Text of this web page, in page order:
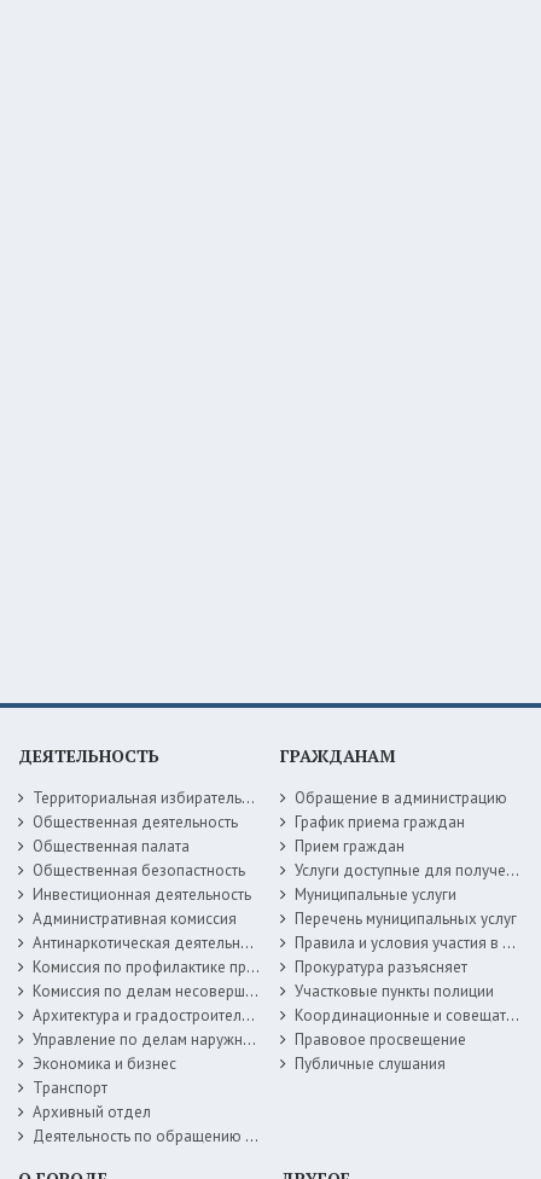
ДЕЯТЕЛЬНОСТЬ
Территориальная избирательная комиссия
Общественная деятельность
Общественная палата
Общественная безопастность
Инвестиционная деятельность
Административная комиссия
Антинаркотическая деятельность
Комиссия по профилактике правонарушений
Комиссия по делам несовершеннолетних
Архитектура и градостроительство
Управление по делам наружной рекламы
Экономика и бизнес
Транспорт
Архивный отдел
Деятельность по обращению с животными без владельцев
ГРАЖДАНАМ
Обращение в администрацию
График приема граждан
Прием граждан
Услуги доступные для получения в электронной форме
Муниципальные услуги
Перечень муниципальных услуг
Правила и условия участия в жилищных программах
Прокуратура разъясняет
Участковые пункты полиции
Координационные и совещательные органы
Правовое просвещение
Публичные слушания